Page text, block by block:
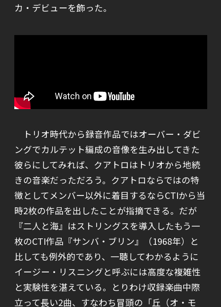
カ・デビューを飾った。
トリオ時代から録音作品ではオーバー・ダビ
ングでカルテット編成の音像を生み出してきた
彼らにしてみれば、クアトロはトリオから地続
きの音楽だっただろう。クアトロならではの特
徴としてメンバー以外に着目するならCTIから当
時2枚の作品を出したことが指摘できる。だが
『二人と海』はストリングスを導入したもう一
枚のCTI作品『サンバ・ブリン』（1968年）と
比しても例外的であり、一聴してわかるように
イージー・リスニングと呼ぶには高度な複雑性
と実験性を湛えている。とりわけ収録楽曲中際
立って長い2曲、すなわち冒頭の「丘（オ・モ